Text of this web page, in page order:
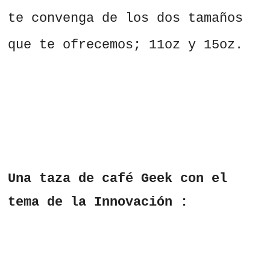
te convenga de los dos tamaños
que te ofrecemos; 11oz y 15oz.
Una taza de café Geek con el
tema de la Innovación :